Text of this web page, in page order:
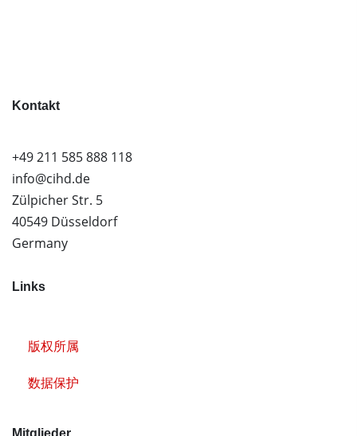
Kontakt
+49 211 585 888 118
info@cihd.de
Zülpicher Str. 5
40549 Düsseldorf
Germany
Links
版权所属
数据保护